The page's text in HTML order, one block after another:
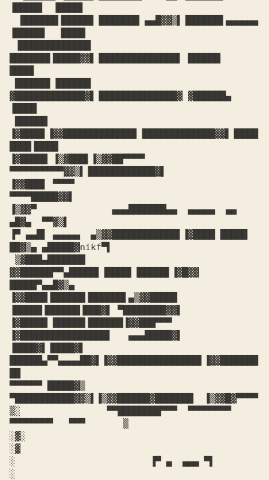
███████▌█████▓▓▌▐██████████████▌ ██████
▓█████████████▓▌▐██████████████▓ ▓██████▄
▐▓████▌▐▓▓█████████████▌▐█████████████▓▓▌▐████
▐▓█████ ▐▒▓███▌▐▒▓▓██▀▀▀▀
▀▀▀▀▀▀▀▀▀▀▓▓▒▌▐████████████▓▌
▐▓▓███▌ ▀▀▀▀
▀▀▀▀█████▓▓▌
▐▒▓▓▀              ▄▄▄███████▄▄  ▄▄▄▄▄  ▄▄
▄█▓▄  ▀▀▓▒▌
▐▀ ▄▄█▌ ▄▄▄▄▄  ▄▒▓▓████████████▌▐▓████ █████
██▓▒▄ ▄█████▓nikf▀▌
▓▓██████▀▀▄█████▌▐████▌▐█████▌▐▓█▓▓
█████▀▄▄█▓▒▄
▐▓▓████▐██████▐██████▌▄▒▓▓█████
▐█████▐██████▐███▓▌ ▀████████▓▓▌
▐▓█████ ██████▐██████▐▓▓███▀▀▀
▐▓████████████████▌   ▄▄▄█████▓▌
▐████▓▌▐████▓▌
██████▄▀▀▄▄▄▄██▓▌▐▓▓███████████████▌▐▓▓███████
▀▀▀▀▀▀ █████▓▒
▀███████████▓▓▒▌▐▒▓▓██████▓███████  ▐▒▓▓█▓▀▀▀▀
▒░                ▀▀████████▀▀▀  ▀▀▀▀▀▀▀▀
▀▀▀▀▀▀▀▀   ▀▀▀       ▒
░▓░
░▓
░                         ▐▀ ▄  ▄▄▄ ▀▌
░